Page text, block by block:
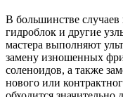
В большинстве случаев
гидроблок и другие
мастера выполняют
замену изношенных
соленоидов, а также
нового или